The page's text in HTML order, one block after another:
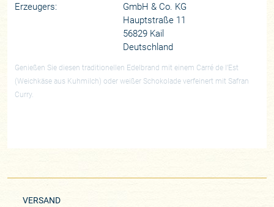
Erzeugers:
GmbH & Co. KG
Hauptstraße 11
56829 Kail
Deutschland
Genießen Sie diesen traditionellen Edelbrand mit einem Carré de l’Est
(Weichkäse aus Kuhmilch) oder weißer Schokolade verfeinert mit Safran
Curry.
VERSAND